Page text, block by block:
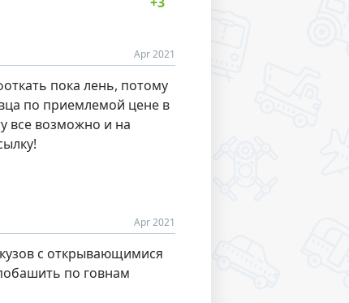
Apr 2021
пока лень, потому
по приемлемой цене в
все возможно и на
Apr 2021
с открывающимися
по говнам